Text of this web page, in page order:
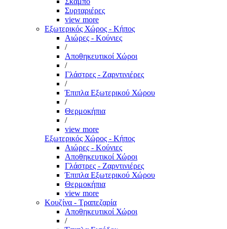
Συρταριέρες
view more
Εξωτερικός Χώρος - Κήπος
Αιώρες - Κούνιες
/
Αποθηκευτικοί Χώροι
/
Γλάστρες - Ζαρντινιέρες
/
Έπιπλα Εξωτερικού Χώρου
/
Θερμοκήπια
/
view more
Εξωτερικός Χώρος - Κήπος
Αιώρες - Κούνιες
Αποθηκευτικοί Χώροι
Γλάστρες - Ζαρντινιέρες
Έπιπλα Εξωτερικού Χώρου
Θερμοκήπια
view more
Κουζίνα - Τραπεζαρία
Αποθηκευτικοί Χώροι
/